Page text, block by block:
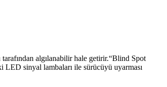
algılanabilir hale getirir.“Blind Spot
LED sinyal lambaları ile sürücüyü uyarması